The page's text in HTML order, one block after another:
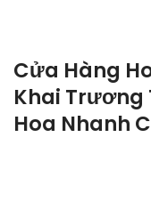
Cửa Hàng
Khai Trương
Hoa Nhanh